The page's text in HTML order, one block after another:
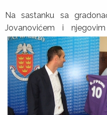
Na sastanku sa
Jovanovićem i